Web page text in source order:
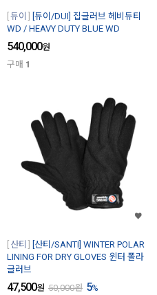
듀이
[듀이/DUI] 집글러브 헤비듀티
WD / HEAVY DUTY BLUE WD
540,000원
구매 1
산티
[산티/SANTI] WINTER POLAR
LINING FOR DRY GLOVES 윈터 폴라
글러브
47,500원 50,000원 5%